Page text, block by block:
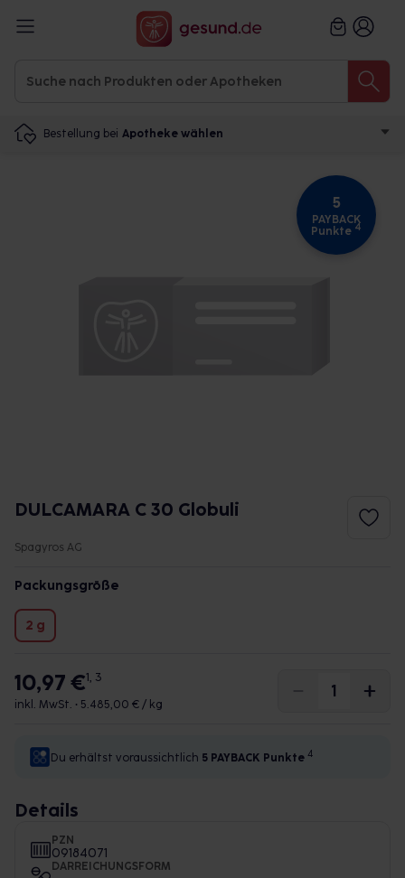
Bestellung bei Apotheke wählen
5
PAYBACK
Punkte 4
DULCAMARA C 30 Globuli
Spagyros AG
Packungsgröße
2 g
10,97 €1, 3
inkl. MwSt. • 5.485,00 € / kg
Du erhältst voraussichtlich 5 PAYBACK Punkte 4
Details
PZN
09184071
DARREICHUNGSFORM